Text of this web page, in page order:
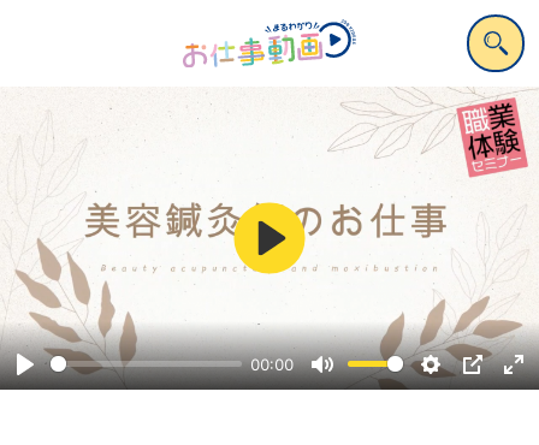
Play
00:00
Mute Settings
PIP
Play